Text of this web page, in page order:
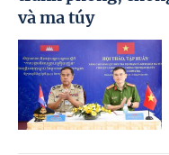
và ma túy